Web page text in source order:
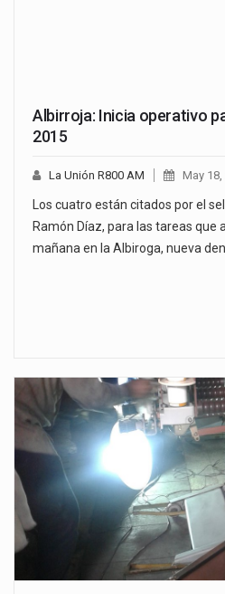
Albirroja: Inicia operativo
2015
La Unión R800 AM May 18,
Los cuatro están citados por el
Ramón Díaz, para las tareas que
mañana en la Albiroga, nueva